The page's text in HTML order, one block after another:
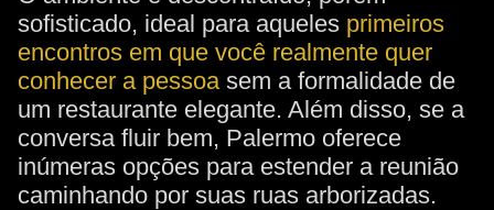
sofisticado, ideal para aqueles primeiros
encontros em que você realmente quer
conhecer a pessoasem a formalidade de
um restaurante elegante. Além disso, se a
conversa fluir bem, Palermo oferece
inúmeras opções para estender a reunião
caminhando por suas ruas arborizadas.